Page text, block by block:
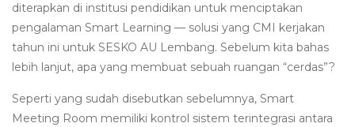
diterapkan di institusi pendidikan untuk menciptakan
pengalaman Smart Learning — solusi yang CMI kerjakan
tahun ini untuk SESKO AU Lembang. Sebelum kita bahas
lebih lanjut, apa yang membuat sebuah ruangan “cerdas”?
Seperti yang sudah disebutkan sebelumnya, Smart
Meeting Room memiliki kontrol sistem terintegrasi antara